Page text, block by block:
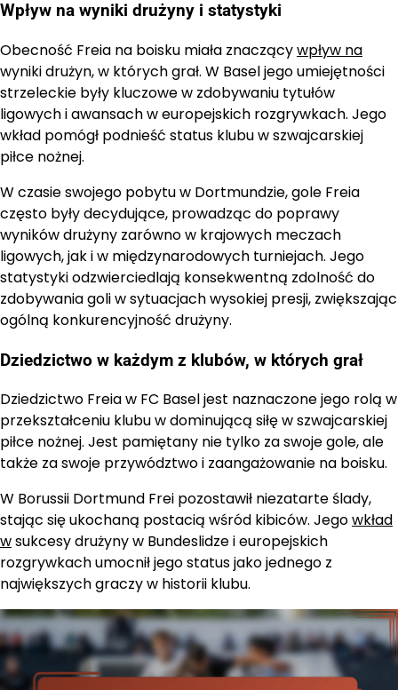
Wpływ na wyniki drużyny i statystyki
Obecność Freia na boisku miała znaczącywpływ na
wyniki drużyn, w których grał. W Basel jego umiejętności
strzeleckie były kluczowe w zdobywaniu tytułów
ligowych i awansach w europejskich rozgrywkach. Jego
wkład pomógł podnieść status klubu w szwajcarskiej
piłce nożnej.
W czasie swojego pobytu w Dortmundzie, gole Freia
często były decydujące, prowadząc do poprawy
wyników drużyny zarówno w krajowych meczach
ligowych, jak i w międzynarodowych turniejach. Jego
statystyki odzwierciedlają konsekwentną zdolność do
zdobywania goli w sytuacjach wysokiej presji, zwiększając
ogólną konkurencyjność drużyny.
Dziedzictwo w każdym z klubów, w których grał
Dziedzictwo Freia w FC Basel jest naznaczone jego rolą w
przekształceniu klubu w dominującą siłę w szwajcarskiej
piłce nożnej. Jest pamiętany nie tylko za swoje gole, ale
także za swoje przywództwo i zaangażowanie na boisku.
W Borussii Dortmund Frei pozostawił niezatarte ślady,
stając się ukochaną postacią wśród kibiców. Jegowkład
wsukcesy drużyny w Bundeslidze i europejskich
rozgrywkach umocnił jego status jako jednego z
największych graczy w historii klubu.